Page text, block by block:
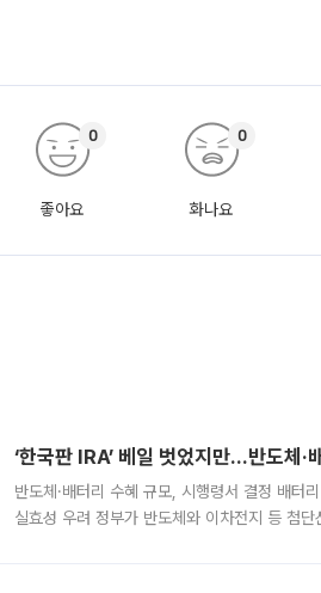
좋아요
0
화나요
0
‘한국판 IRA’ 베일 벗었지만…반도체·
반도체·배터리 수혜 규모, 시행령서 결정 배터
실효성 우려 정부가 반도체와 이차전지 등 첨